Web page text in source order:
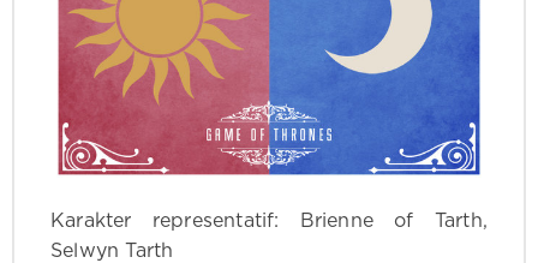
Karakter representatif: Brienne of Tarth,
Selwyn Tarth